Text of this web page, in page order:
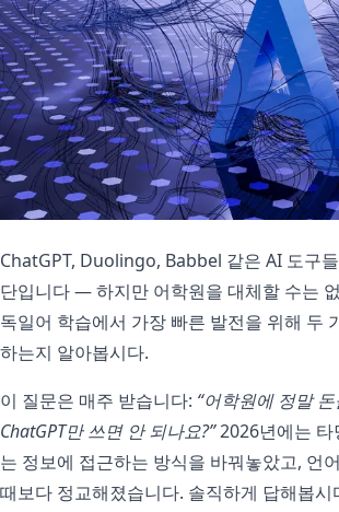
ChatGPT, Duolingo, Babbel 같은 AI 도구
단입니다 — 하지만 어학원을 대체할 수는
독일어 학습에서 가장 빠른 발전을 위해 두
하는지 알아봅시다.
이 질문은 매주 받습니다: “어학원에 정말
ChatGPT만 쓰면 안 되나요?”2026년에는 타
는 정보에 접근하는 방식을 바꿔놓았고, 언
때보다 정교해졌습니다. 솔직하게 답해봅